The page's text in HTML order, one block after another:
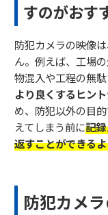
すのがおす
防犯カメラの映像
ん。例えば、工場
物混入や工程の無駄
より良くするヒン
め、防犯以外の目
えてしまう前に記
返すことができる
防犯カメ